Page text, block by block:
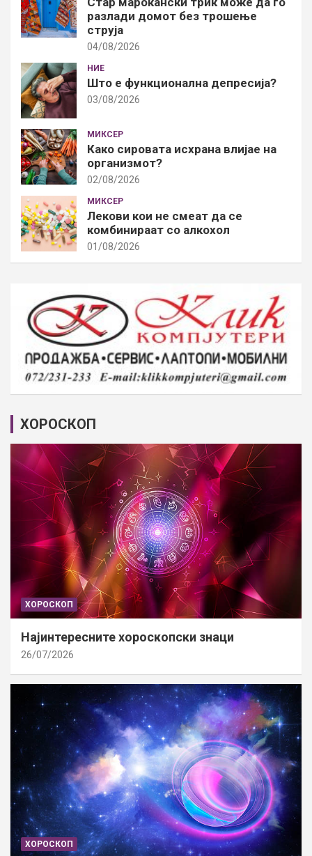
разлади домот без трошење
струја
04/08/2026
НИЕ
Што е функционална депресија?
03/08/2026
МИКСЕР
Како сировата исхрана влијае на
организмот?
02/08/2026
МИКСЕР
Лекови кои не смеат да се
комбинираат со алкохол
01/08/2026
ХОРОСКОП
ХОРОСКОП
Најинтересните хороскопски знаци
26/07/2026
ХОРОСКОП